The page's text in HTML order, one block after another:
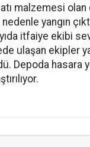
malzemesi olan
yangın
itfaiye ekibi
ulaşan ekipler
Depoda hasara